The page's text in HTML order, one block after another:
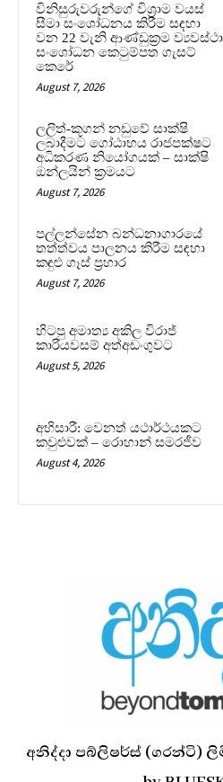
විනිසුරුවරුන්ගේ විශ්‍රාම වයස්
සීමා සංශෝධනය කිරීම සඳහා
වන 22 වැනි ආණ්ඩුක්‍රම ව්‍යවස්ථා
සංශෝධන කෙටුම්පත ගැසට්
කෙරේ
August 7, 2026
ලලිත්-කූගන් නඩුවේ සාක්ෂි
ලබාදීමට ගෝඨාභය රාජපක්ෂට
අධිකරණ නියෝගයක් – සාක්ෂි
ඔන්ලයින් ක්‍රමයට
August 7, 2026
පල්ලන්සේන බන්ධනාගාරයේ
තත්ත්වය පාලනය කිරීම සඳහා
කඳුළු ගෑස් ප්‍රහාර
August 7, 2026
හිටපු අමාත්‍ය අකිල විරාජ්
කාරියවසම් අත්අඩංගුවට
August 5, 2026
අභිසාරී: වෙනත් යථාර්ථයකට
කවුළුවක් – රොහාන් සමරජීව
August 4, 2026
අනිද්දා පබ්ලිෂර්ස් (ගරන්ටි)